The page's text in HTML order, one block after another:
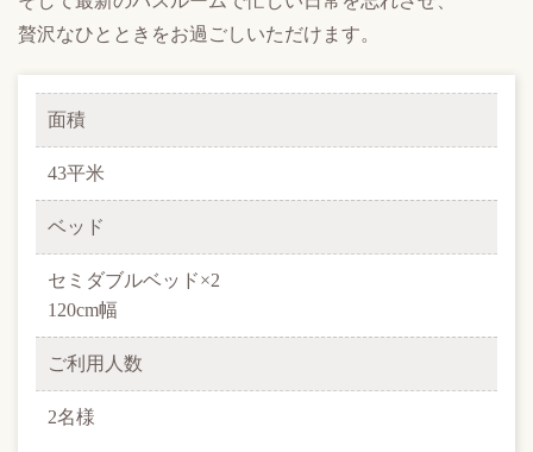
贅沢なひとときをお過ごしいただけます。
面積
43平米
ベッド
セミダブルベッド×2
120cm幅
ご利用人数
2名様